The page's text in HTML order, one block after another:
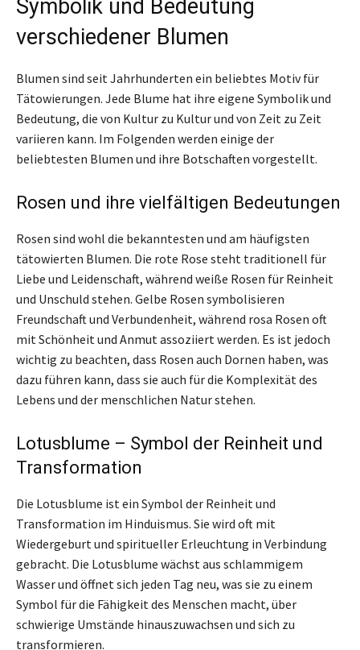
Symbolik und Bedeutung
verschiedener Blumen
Blumen sind seit Jahrhunderten ein beliebtes Motiv für
Tätowierungen. Jede Blume hat ihre eigene Symbolik und
Bedeutung, die von Kultur zu Kultur und von Zeit zu Zeit
variieren kann. Im Folgenden werden einige der
beliebtesten Blumen und ihre Botschaften vorgestellt.
Rosen und ihre vielfältigen Bedeutungen
Rosen sind wohl die bekanntesten und am häufigsten
tätowierten Blumen. Die rote Rose steht traditionell für
Liebe und Leidenschaft, während weiße Rosen für Reinheit
und Unschuld stehen. Gelbe Rosen symbolisieren
Freundschaft und Verbundenheit, während rosa Rosen oft
mit Schönheit und Anmut assoziiert werden. Es ist jedoch
wichtig zu beachten, dass Rosen auch Dornen haben, was
dazu führen kann, dass sie auch für die Komplexität des
Lebens und der menschlichen Natur stehen.
Lotusblume – Symbol der Reinheit und
Transformation
Die Lotusblume ist ein Symbol der Reinheit und
Transformation im Hinduismus. Sie wird oft mit
Wiedergeburt und spiritueller Erleuchtung in Verbindung
gebracht. Die Lotusblume wächst aus schlammigem
Wasser und öffnet sich jeden Tag neu, was sie zu einem
Symbol für die Fähigkeit des Menschen macht, über
schwierige Umstände hinauszuwachsen und sich zu
transformieren.